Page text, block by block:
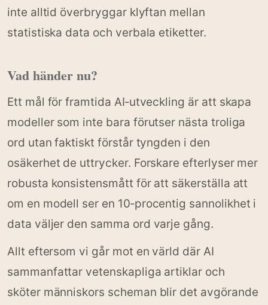
inte alltid överbryggar klyftan mellan
statistiska data och verbala etiketter.
Vad händer nu?
Ett mål för framtida AI‑utveckling är att skapa
modeller som inte bara förutser nästa troliga
ord utan faktiskt förstår tyngden i den
osäkerhet de uttrycker. Forskare efterlyser mer
robusta konsistensmått för att säkerställa att
om en modell ser en 10‑procentig sannolikhet i
data väljer den samma ord varje gång.
Allt eftersom vi går mot en värld där AI
sammanfattar vetenskapliga artiklar och
sköter människors scheman blir det avgörande